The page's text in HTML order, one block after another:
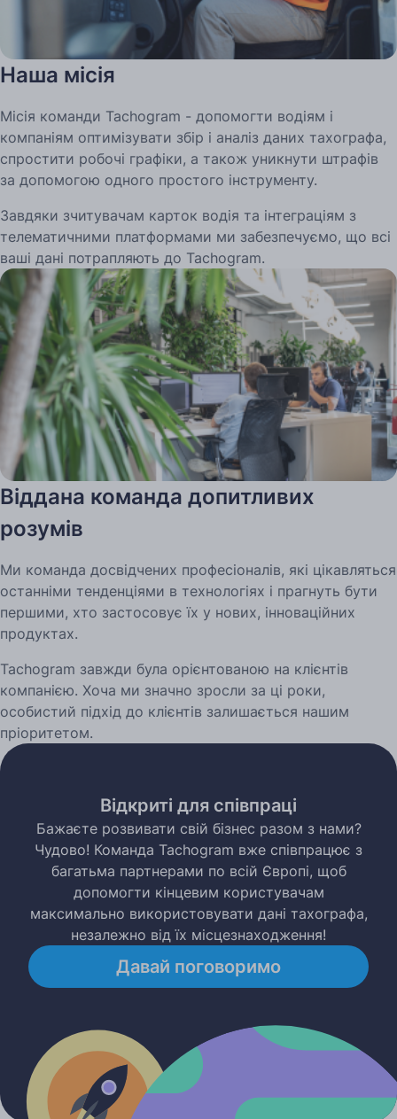
Наша місія
Місія команди Tachogram - допомогти водіям і
компаніям оптимізувати збір і аналіз даних тахографа,
спростити робочі графіки, а також уникнути штрафів
за допомогою одного простого інструменту.
Завдяки зчитувачам карток водія та інтеграціям з
телематичними платформами ми забезпечуємо, що всі
ваші дані потрапляють до Tachogram.
Віддана команда допитливих
розумів
Ми команда досвідчених професіоналів, які цікавляться
останніми тенденціями в технологіях і прагнуть бути
першими, хто застосовує їх у нових, інноваційних
продуктах.
Tachogram завжди була орієнтованою на клієнтів
компанією. Хоча ми значно зросли за ці роки,
особистий підхід до клієнтів залишається нашим
пріоритетом.
Відкриті для співпраці
Бажаєте розвивати свій бізнес разом з нами?
Чудово! Команда Tachogram вже співпрацює з
багатьма партнерами по всій Європі, щоб
допомогти кінцевим користувачам
максимально використовувати дані тахографа,
незалежно від їх місцезнаходження!
Давай поговоримо